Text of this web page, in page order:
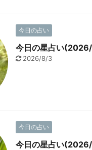
今日の占い
今日の星占い
2026/8/3
今日の占い
今日の星占い